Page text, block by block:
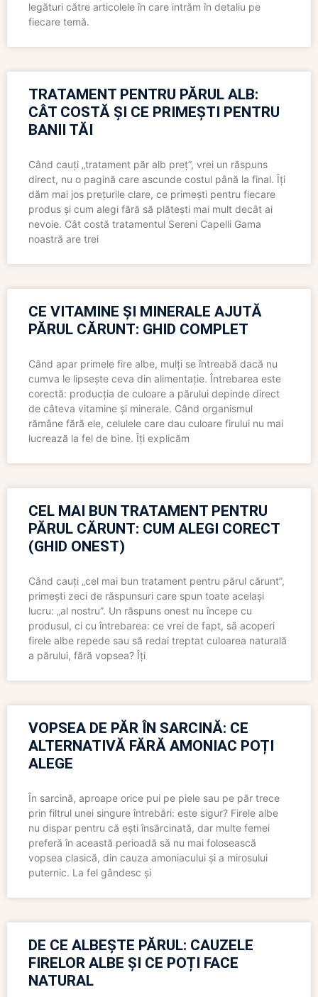
legături către articolele în care intrăm în detaliu pe
fiecare temă.
TRATAMENT PENTRU PĂRUL ALB:
CÂT COSTĂ ȘI CE PRIMEȘTI PENTRU
BANII TĂI
Când cauți „tratament păr alb preț”, vrei un răspuns
direct, nu o pagină care ascunde costul până la final. Îți
dăm mai jos prețurile clare, ce primești pentru fiecare
produs și cum alegi fără să plătești mai mult decât ai
nevoie. Cât costă tratamentul Sereni Capelli Gama
noastră are trei
CE VITAMINE ȘI MINERALE AJUTĂ
PĂRUL CĂRUNT: GHID COMPLET
Când apar primele fire albe, mulți se întreabă dacă nu
cumva le lipsește ceva din alimentație. Întrebarea este
corectă: producția de culoare a părului depinde direct
de câteva vitamine și minerale. Când organismul
rămâne fără ele, celulele care dau culoare firului nu mai
lucrează la fel de bine. Îți explicăm
CEL MAI BUN TRATAMENT PENTRU
PĂRUL CĂRUNT: CUM ALEGI CORECT
(GHID ONEST)
Când cauți „cel mai bun tratament pentru părul cărunt”,
primești zeci de răspunsuri care spun toate același
lucru: „al nostru”. Un răspuns onest nu începe cu
produsul, ci cu întrebarea: ce vrei de fapt, să acoperi
firele albe repede sau să redai treptat culoarea naturală
a părului, fără vopsea? Îți
VOPSEA DE PĂR ÎN SARCINĂ: CE
ALTERNATIVĂ FĂRĂ AMONIAC POȚI
ALEGE
În sarcină, aproape orice pui pe piele sau pe păr trece
prin filtrul unei singure întrebări: este sigur? Firele albe
nu dispar pentru că ești însărcinată, dar multe femei
preferă în această perioadă să nu mai folosească
vopsea clasică, din cauza amoniacului și a mirosului
puternic. La fel gândesc și
DE CE ALBEȘTE PĂRUL: CAUZELE
FIRELOR ALBE ȘI CE POȚI FACE
NATURAL